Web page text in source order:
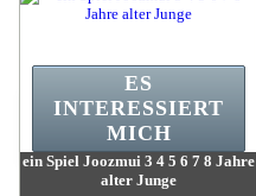
ein Spiel Joozmui 3 4 5 6 7 8 Jahre
alter Junge
ES
INTERESSIERT
MICH